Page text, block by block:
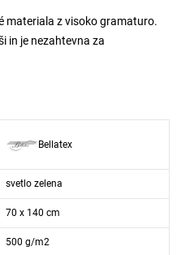
materiala z visoko gramaturo.
in je nezahtevna za
Bellatex
svetlo zelena
70 x 140 cm
500 g/m2